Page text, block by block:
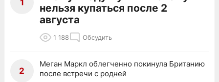
1
нельзя купаться после 2
августа
1 188 Обсудить
2
Меган Маркл облегченно покинула Британию
после встречи с родней